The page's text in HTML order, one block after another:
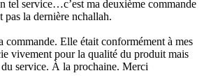
tel service…c’est ma deuxième commande
pas la dernière nchallah.
commande. Elle était conformément à mes
vivement pour la qualité du produit mais
service. À la prochaine. Merci